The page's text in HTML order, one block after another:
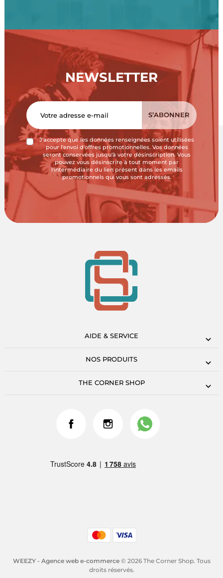
NEWSLETTER
J'accepte que les données renseignées soient utilisées
pour l'envoi d'offres promotionnelles. Vos données
seront conservées jusqu'à votre désinscription. Vous
pouvez vous désinscrire à tout moment par
l'intermédiaire du lien présent dans les emails
promotionnels qui vous sont adressés.
AIDE & SERVICE
NOS PRODUITS
THE CORNER SHOP
WEEZY - Agence web e-commerce© 2026 The Corner Shop. Tous
droits réservés.